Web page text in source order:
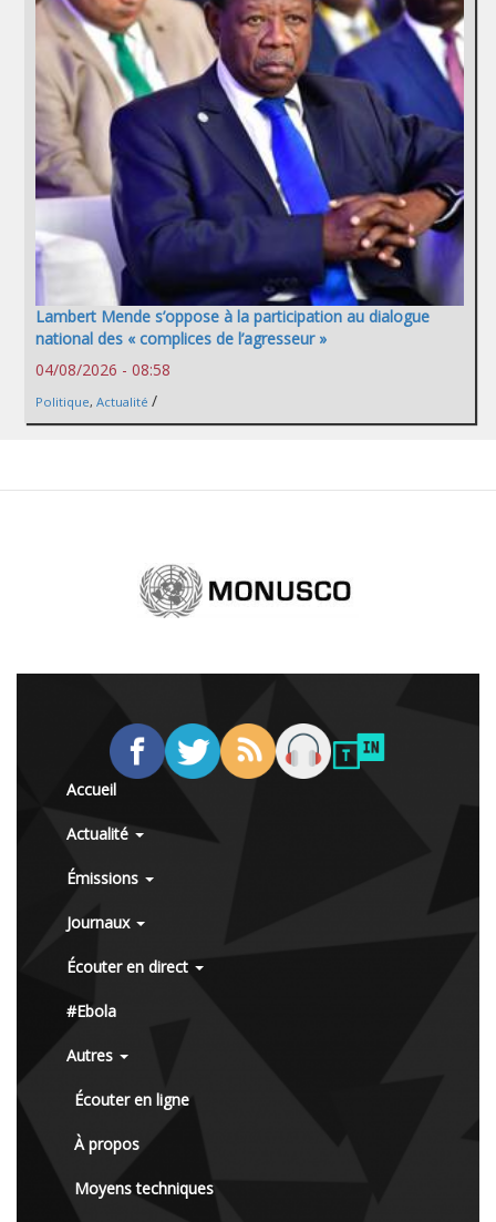
Lambert Mende s’oppose à la participation au dialogue
national des « complices de l’agresseur »
04/08/2026 - 08:58
Politique, Actualité /
Accueil
Actualité
Émissions
Journaux
Écouter en direct
#Ebola
Autres
Écouter en ligne
À propos
Moyens techniques